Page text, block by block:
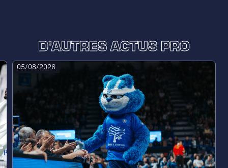
D'AUTRES ACTUS PRO
05/08/2026